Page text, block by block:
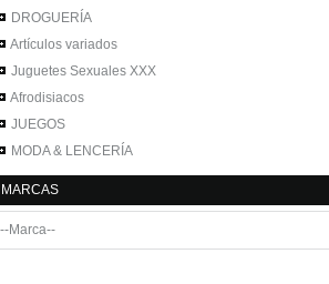
DROGUERÍA
Artículos variados
Juguetes Sexuales XXX
Afrodisiacos
JUEGOS
MODA & LENCERÍA
MARCAS